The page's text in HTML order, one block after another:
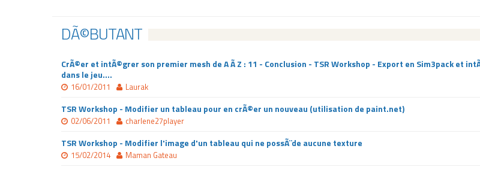
DÃ©BUTANT
CrÃ©er et intÃ©grer son premier mesh de A Ã Z : 11 - Conclusion - TSR Workshop - Export en Sim3pack et
dans le jeu....
16/01/2011 Laurak
TSR Workshop - Modifier un tableau pour en crÃ©er un nouveau (utilisation de paint.net)
02/06/2011 charlene27player
TSR Workshop - Modifier l'image d'un tableau qui ne possÃ¨de aucune texture
15/02/2014 Maman Gateau